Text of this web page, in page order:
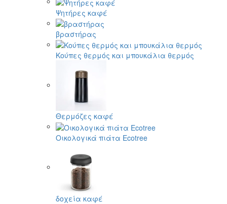
Ψητήρες καφέ
βραστήρας
Κούπες θερμός και μπουκάλια θερμός
Θερμόζες καφέ
Οικολογικά πιάτα Ecotree
δοχεία καφέ